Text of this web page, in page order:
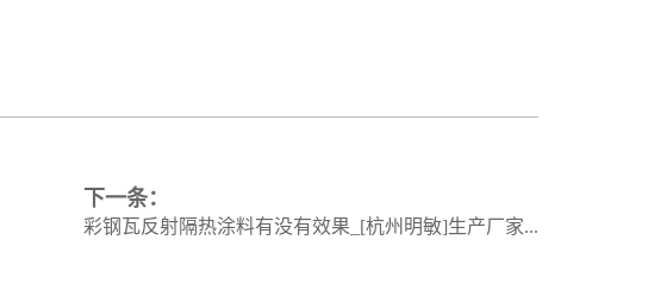
下一条：
彩钢瓦反射隔热涂料有没有效果_[杭州明敏]生产厂家...